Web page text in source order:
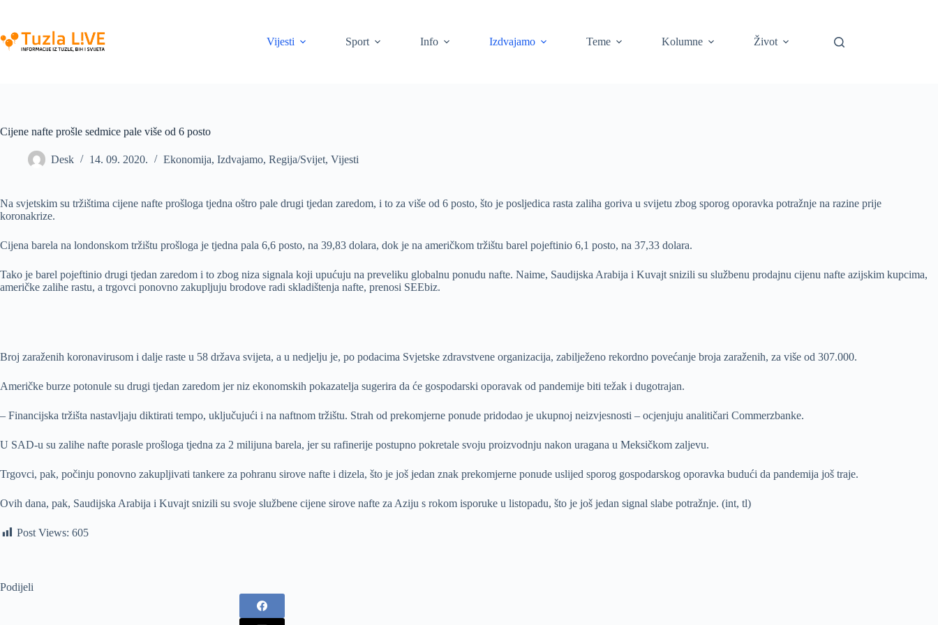
content
Vijesti
Sport Info Izdvajamo Teme Kolumne Život
Cijene nafte prošle sedmice pale više od 6 posto
Desk 14. 09. 2020. Ekonomija, Izdvajamo, Regija/Svijet, Vijesti
Na svjetskim su tržištima cijene nafte prošloga tjedna oštro pale drugi tjedan zaredom, i to za više od 6 posto, što je posljedica rasta zaliha goriva u svijetu zbog sporog oporavka potražnje na razine prije
koronakrize.
Cijena barela na londonskom tržištu prošloga je tjedna pala 6,6 posto, na 39,83 dolara, dok je na američkom tržištu barel pojeftinio 6,1 posto, na 37,33 dolara.
Tako je barel pojeftinio drugi tjedan zaredom i to zbog niza signala koji upućuju na preveliku globalnu ponudu nafte. Naime, Saudijska Arabija i Kuvajt snizili su službenu prodajnu cijenu nafte azijskim kupcima,
američke zalihe rastu, a trgovci ponovno zakupljuju brodove radi skladištenja nafte, prenosi SEEbiz.
Broj zaraženih koronavirusom i dalje raste u 58 država svijeta, a u nedjelju je, po podacima Svjetske zdravstvene organizacija, zabilježeno rekordno povećanje broja zaraženih, za više od 307.000.
Američke burze potonule su drugi tjedan zaredom jer niz ekonomskih pokazatelja sugerira da će gospodarski oporavak od pandemije biti težak i dugotrajan.
– Financijska tržišta nastavljaju diktirati tempo, uključujući i na naftnom tržištu. Strah od prekomjerne ponude pridodao je ukupnoj neizvjesnosti – ocjenjuju analitičari Commerzbanke.
U SAD-u su zalihe nafte porasle prošloga tjedna za 2 milijuna barela, jer su rafinerije postupno pokretale svoju proizvodnju nakon uragana u Meksičkom zaljevu.
Trgovci, pak, počinju ponovno zakupljivati tankere za pohranu sirove nafte i dizela, što je još jedan znak prekomjerne ponude uslijed sporog gospodarskog oporavka budući da pandemija još traje.
Ovih dana, pak, Saudijska Arabija i Kuvajt snizili su svoje službene cijene sirove nafte za Aziju s rokom isporuke u listopadu, što je još jedan signal slabe potražnje. (int, tl)
Post Views: 605
Podijeli